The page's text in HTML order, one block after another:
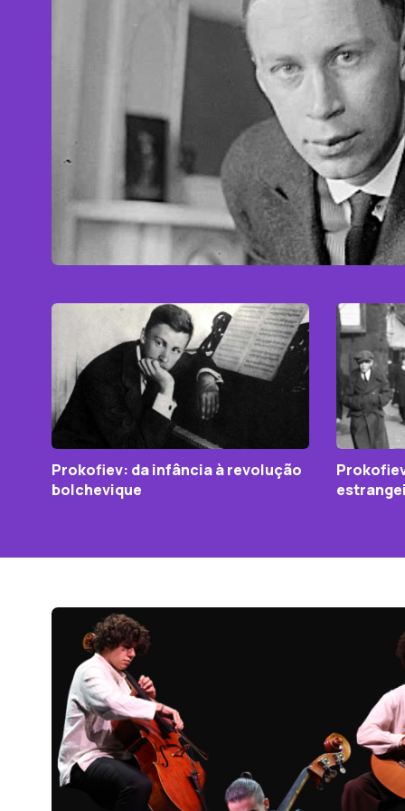
Prokofiev: da infância à revolução
bolchevique